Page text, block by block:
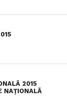
2015
NAȚIONALĂ